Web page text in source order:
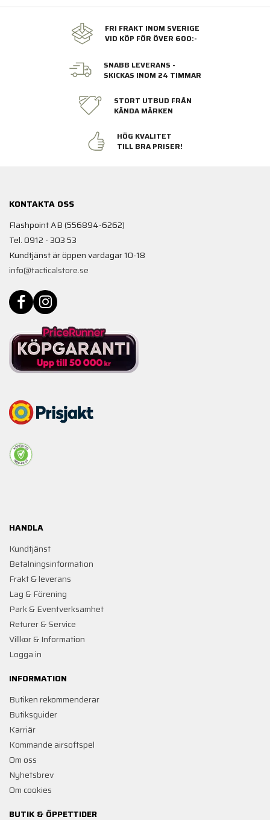
FRI FRAKT INOM SVERIGE
VID KÖP FÖR ÖVER 600:-
SNABB LEVERANS -
SKICKAS INOM 24 TIMMAR
STORT UTBUD FRÅN
KÄNDA MÄRKEN
HÖG KVALITET
TILL BRA PRISER!
KONTAKTA OSS
Flashpoint AB (556894-6262)
Tel. 0912 - 303 53
Kundtjänst är öppen vardagar 10-18
info@tacticalstore.se
HANDLA
Kundtjänst
Betalningsinformation
Frakt & leverans
Lag & Förening
Park & Eventverksamhet
Returer & Service
Villkor & Information
Logga in
INFORMATION
Butiken rekommenderar
Butiksguider
Karriär
Kommande airsoftspel
Om oss
Nyhetsbrev
Om cookies
BUTIK & ÖPPETTIDER